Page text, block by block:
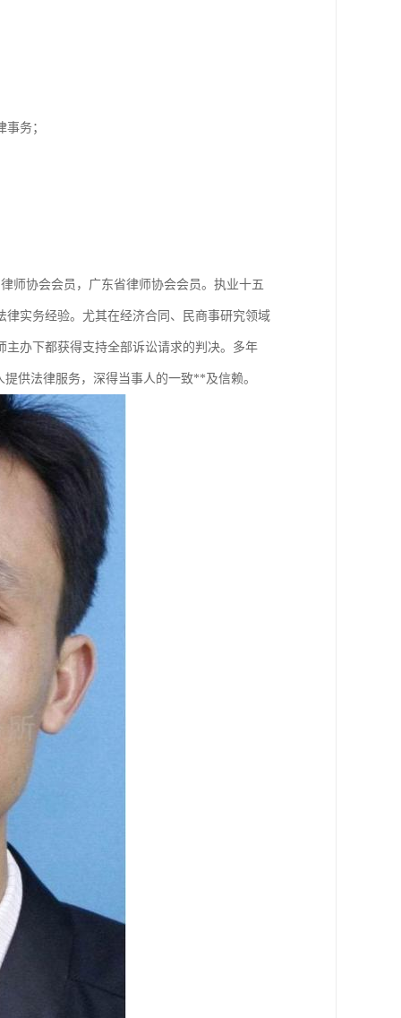
律事务；
师协会会员，广东省律师协会会员。执业十五
律实务经验。尤其在经济合同、民商事研究领域
办下都获得支持全部诉讼请求的判决。多年
供法律服务，深得当事人的一致**及信赖。